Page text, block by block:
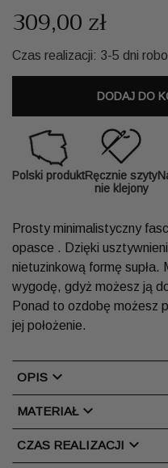
309,00 zł
Czas realizacji: 3-5 dni
DODAJ DO
Polski produktRęcznie szyty
nie klejony
Prosty minimalistyczny
opasce . Dzięki
nietuzinkową formę supła.
wygodę, gdyż możesz ją
Ponad to ozdobę możesz
jej położenie.
OPIS chevron_right
MATERIAŁchevron_right
CZAS REALIZACJI chevron_right